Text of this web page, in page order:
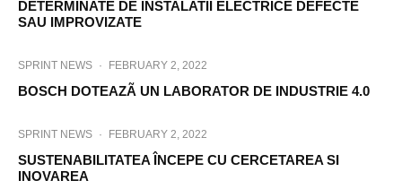
DETERMINATE DE INSTALATII ELECTRICE DEFECTE
SAU IMPROVIZATE
SPRINT NEWS · FEBRUARY 2, 2022
BOSCH DOTEAZÃ UN LABORATOR DE INDUSTRIE 4.0
SPRINT NEWS · FEBRUARY 2, 2022
SUSTENABILITATEA ÎNCEPE CU CERCETAREA SI
INOVAREA